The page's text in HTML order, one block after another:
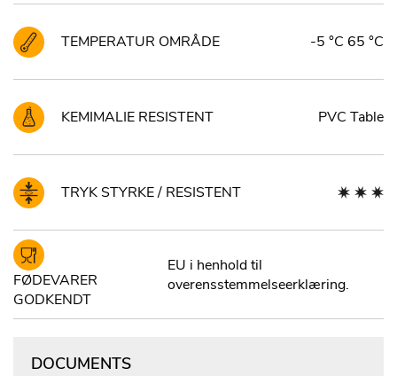
TEMPERATUR OMRÅDE -5 °C 65 °C
KEMIMALIE RESISTENT PVC Table
TRYK STYRKE / RESISTENT
FØDEVARER
GODKENDT
EU i henhold til
overensstemmelseerklæring.
DOCUMENTS